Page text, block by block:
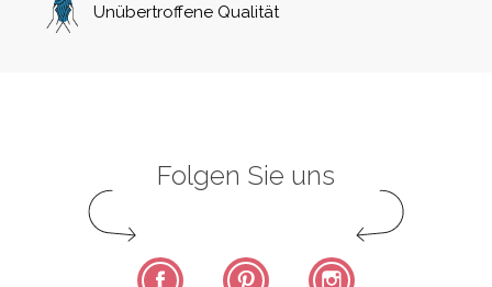
Unübertroffene Qualität
Folgen Sie uns
Facebook Pinterest